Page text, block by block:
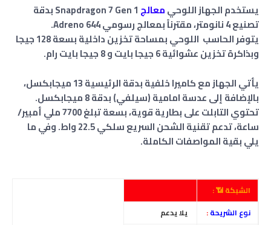
يستخدم الجهاز اللوحيمعالج
Snapdragon 7 Gen 1 بدقة
تصنيع 4 نانومتر، مقترناً بمعالج رسومي Adreno 644.
يتوفر الحاسب اللوحي بمساحة تخزين داخلية بسعة 128 جيجا
وبذاكرة تخزين عشوائية 6 جيجا بايت و 8 جيجا بايت رام.
يأتي الجهاز مع كاميرا خلفية بدقة الرئيسية 13 ميجابكسل
،
بالإضافة إلى عدسة امامية (سيلفي) بدقة 8 ميجابكسل.
تحتوي التابلت على بطارية قوية، بسعة تبلغ 7700 ملي أمبير/
ساعة، تدعم تقنية الشحن السريع سلكي 22.5 واط.
وفي ما
يلي بقية المواصفات الكاملة.
الشبكة 📶 :
نوع الشريحة: يلا يدعم